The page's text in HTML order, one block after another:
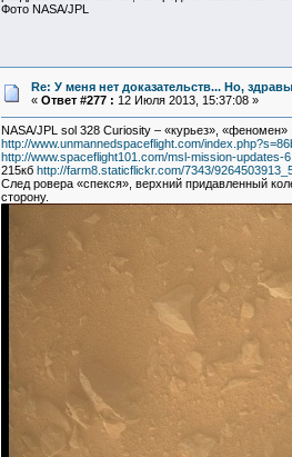
Фото NASA/JPL
Re: У меня нет доказательств... Но,
« Ответ #277 : 12 Июля 2013, 15:37:08 »
NASA/JPL sol 328 Curiosity – «курьез», «феномен»
http://www.unmannedspaceflight.com/
http://www.spaceflight101.com/msl-mission-updates-
215кб http://farm8.staticflickr.com/7343/
След ровера «спекся», верхний придавленный
сторону.